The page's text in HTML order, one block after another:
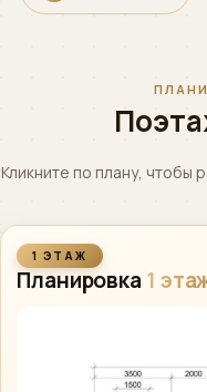
Кликните по плану, чтобы
1 ЭТАЖ
Планировка 1